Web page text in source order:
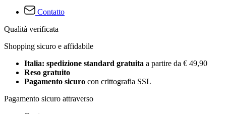
Contatto
Qualità verificata
Shopping sicuro e affidabile
Italia: spedizione standard gratuita a partire da € 49,90
Reso gratuito
Pagamento sicuro con crittografia SSL
Pagamento sicuro attraverso